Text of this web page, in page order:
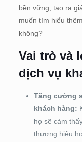
bền vững, tạo ra
muốn tìm hiểu
không?
Vai trò và
dịch vụ
Tăng cường
khách hàng:
họ sẽ cảm
thương hiệu